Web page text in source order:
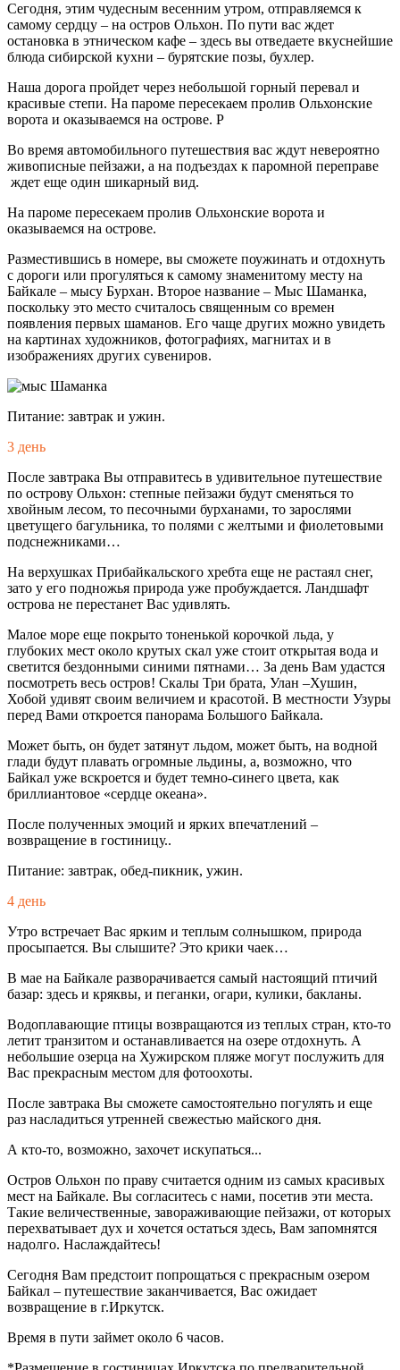
Сегодня, этим чудесным весенним утром, отправляемся к
самому сердцу – на остров Ольхон. По пути вас ждет
остановка в этническом кафе – здесь вы отведаете вкуснейшие
блюда сибирской кухни – бурятские позы, бухлер.
Наша дорога пройдет через небольшой горный перевал и
красивые степи. На пароме пересекаем пролив Ольхонские
ворота и оказываемся на острове. Р
Во время автомобильного путешествия вас ждут невероятно
живописные пейзажи, а на подъездах к паромной переправе
ждет еще один шикарный вид.
На пароме пересекаем пролив Ольхонские ворота и
оказываемся на острове.
Разместившись в номере, вы сможете поужинать и отдохнуть
с дороги или прогуляться к самому знаменитому месту на
Байкале – мысу Бурхан. Второе название – Мыс Шаманка,
поскольку это место считалось священным со времен
появления первых шаманов. Его чаще других можно увидеть
на картинах художников, фотографиях, магнитах и в
изображениях других сувениров.
Питание: завтрак и ужин.
3 день
После завтрака Вы отправитесь в удивительное путешествие
по острову Ольхон: степные пейзажи будут сменяться то
хвойным лесом, то песочными бурханами, то зарослями
цветущего багульника, то полями с желтыми и фиолетовыми
подснежниками…
На верхушках Прибайкальского хребта еще не растаял снег,
зато у его подножья природа уже пробуждается. Ландшафт
острова не перестанет Вас удивлять.
Малое море еще покрыто тоненькой корочкой льда, у
глубоких мест около крутых скал уже стоит открытая вода и
светится бездонными синими пятнами… За день Вам удастся
посмотреть весь остров! Скалы Три брата, Улан –Хушин,
Хобой удивят своим величием и красотой. В местности Узуры
перед Вами откроется панорама Большого Байкала.
Может быть, он будет затянут льдом, может быть, на водной
глади будут плавать огромные льдины, а, возможно, что
Байкал уже вскроется и будет темно-синего цвета, как
бриллиантовое «сердце океана».
После полученных эмоций и ярких впечатлений –
возвращение в гостиницу..
Питание: завтрак, обед-пикник, ужин.
4 день
Утро встречает Вас ярким и теплым солнышком, природа
просыпается. Вы слышите? Это крики чаек…
В мае на Байкале разворачивается самый настоящий птичий
базар: здесь и кряквы, и пеганки, огари, кулики, бакланы.
Водоплавающие птицы возвращаются из теплых стран, кто-то
летит транзитом и останавливается на озере отдохнуть. А
небольшие озерца на Хужирском пляже могут послужить для
Вас прекрасным местом для фотоохоты.
После завтрака Вы сможете самостоятельно погулять и еще
раз насладиться утренней свежестью майского дня.
А кто-то, возможно, захочет искупаться...
Остров Ольхон по праву считается одним из самых красивых
мест на Байкале. Вы согласитесь с нами, посетив эти места.
Такие величественные, завораживающие пейзажи, от которых
перехватывает дух и хочется остаться здесь, Вам запомнятся
надолго. Наслаждайтесь!
Сегодня Вам предстоит попрощаться с прекрасным озером
Байкал – путешествие заканчивается, Вас ожидает
возвращение в г.Иркутск.
Время в пути займет около 6 часов.